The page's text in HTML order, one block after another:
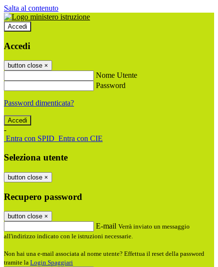
Salta al contenuto
Accedi
Accedi
button close ×
Nome Utente
Password
Password dimenticata?
-
Entra con SPID Entra con CIE
Seleziona utente
button close ×
Recupero password
button close ×
E-mail Verrà inviato un messaggio
all'indirizzo indicato con le istruzioni necessarie.
Non hai una e-mail associata al nome utente? Effettua il reset della password
tramite la Login Spaggiari